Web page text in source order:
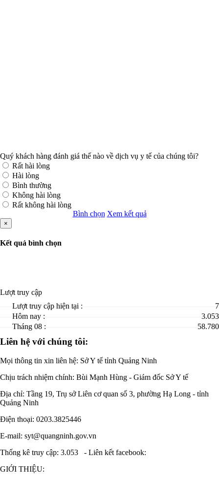
Quý khách hàng đánh giá thế nào về dịch vụ y tế của chúng tôi?
Rất hài lòng
Hài lòng
Bình thường
Không hài lòng
Rất không hài lòng
Bình chọn Xem kết quả
×
Kết quả bình chọn
Lượt truy cập
Lượt truy cập hiện tại :
7
Hôm nay :
3.053
Tháng 08 :
58.780
Liên hệ với chúng tôi:
Mọi thông tin xin liên hệ: Sở Y tế tỉnh Quảng Ninh
Chịu trách nhiệm chính: Bùi Mạnh Hùng - Giám đốc Sở Y tế
Địa chỉ: Tầng 19, Trụ sở Liên cơ quan số 3, phường Hạ Long - tỉnh
Quảng Ninh
Điện thoại: 0203.3825446
E-mail: syt@quangninh.gov.vn
Thống kê truy cập: 3.053
- Liên kết facebook:
GIỚI THIỆU: